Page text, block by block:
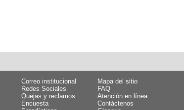
Correo institucional
Mapa del sitio
Redes Sociales
FAQ
Quejas y reclamos
Atención en línea
Encuesta
Contáctenos